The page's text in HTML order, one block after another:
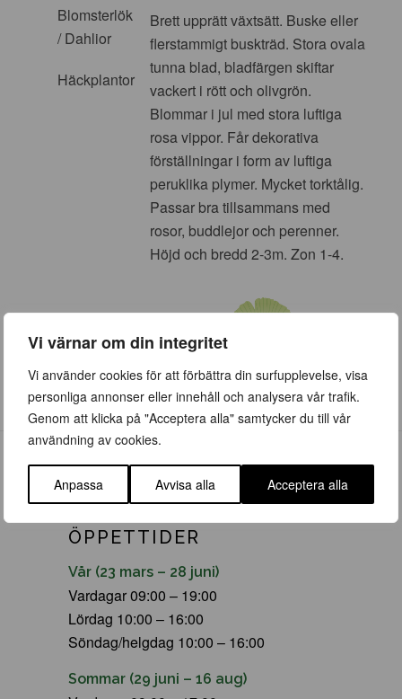
Vi värnar om din integritet
Vi använder cookies för att förbättra din surfupplevelse, visa
personliga annonser eller innehåll och analysera vår trafik.
Genom att klicka på "Acceptera alla" samtycker du till vår
användning av cookies.
Anpassa Avvisa alla Acceptera alla
Blomsterlök
/ Dahlior
Häckplantor
Brett upprätt växtsätt. Buske eller
flerstammigt buskträd. Stora ovala
tunna blad, bladfärgen skiftar
vackert i rött och olivgrön.
Blommar i jul med stora luftiga
rosa vippor. Får dekorativa
förställningar i form av luftiga
peruklika plymer. Mycket torktålig.
Passar bra tillsammans med
rosor, buddlejor och perenner.
Höjd och bredd 2-3m. Zon 1-4.
ÖPPETTIDER
Vår (23 mars – 28 juni)
Vardagar 09:00 – 19:00
Lördag 10:00 – 16:00
Söndag/helgdag 10:00 – 16:00
Sommar (29 juni – 16 aug)